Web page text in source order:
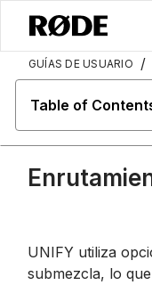
GUÍAS DE USUARIO /
Table of
UNIFY utiliza
submezcla, lo